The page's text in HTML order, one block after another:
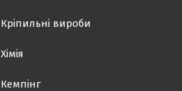
Кріпильні вироби
Хімія
Кемпінг